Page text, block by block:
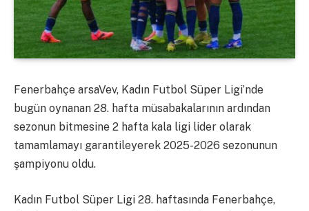
Fenerbahçe arsaVev, Kadın Futbol Süper Ligi’nde
bugün oynanan 28. hafta müsabakalarının ardından
sezonun bitmesine 2 hafta kala ligi lider olarak
tamamlamayı garantileyerek 2025-2026 sezonunun
şampiyonu oldu.
Kadın Futbol Süper Ligi 28. haftasında Fenerbahçe,